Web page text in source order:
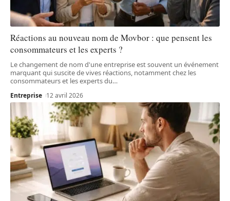
Réactions au nouveau nom de Movbor : que pensent les
consommateurs et les experts ?
Le changement de nom d'une entreprise est souvent un événement
marquant qui suscite de vives réactions, notamment chez les
consommateurs et les experts du…
Entreprise 12 avril 2026